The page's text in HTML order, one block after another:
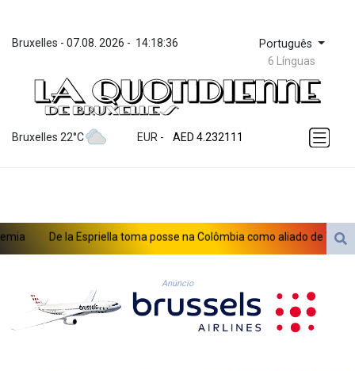
Bruxelles - 07.08. 2026 - 14:18:36 Português
6 Línguas
Bruxelles 22°C EUR -
ZWL 371.065543
AED 4.232111
AFN 75.483338
ARS 1728.27314
AUD 1.637355
AZN 1.948129
BAM 1.956537
BBD 2.325376
BDT 142.913814
De la Espriella toma posse na Colômbia como aliado de Trump
Anúncio